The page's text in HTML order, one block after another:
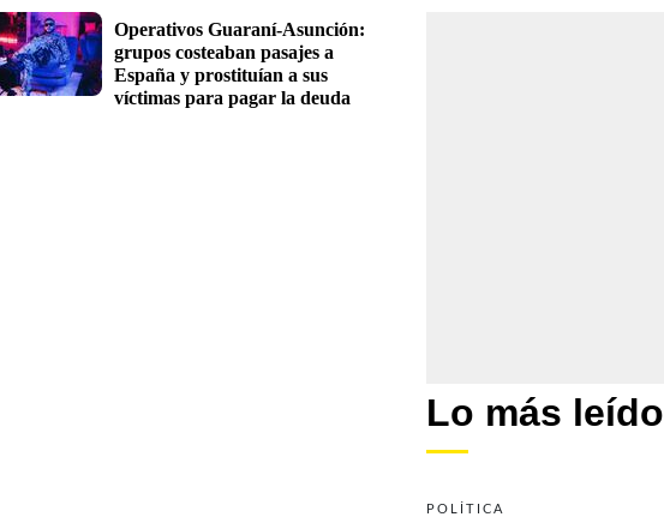
Operativos Guaraní-Asunción:
grupos costeaban pasajes a
España y prostituían a sus
víctimas para pagar la deuda
Lo más leído
POLÍTICA